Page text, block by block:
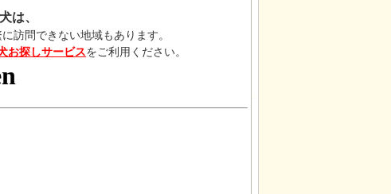
は、
訪問できない地域もあります。
お探しサービスをご利用ください。